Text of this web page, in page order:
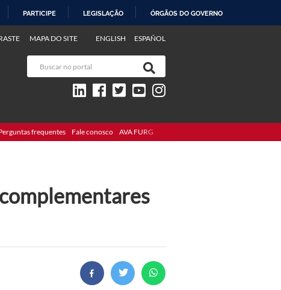
PARTICIPE LEGISLAÇÃO ÓRGÃOS DO GOVERNO
ENGLISH ESPAÑOL
MAPA DO SITE
frequentes Fale conosco AVA FURG